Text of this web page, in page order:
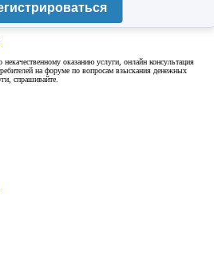
оказанию услуги, онлайн консультация
на форуме по вопросам взыскания денежных
спрашивайте.